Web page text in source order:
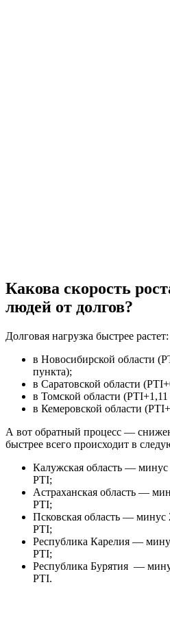
Какова скорость
людей от долгов?
Долговая нагрузка быстрее растет:
в Новосибирской области
пункта);
в Саратовской области
в Томской области
в Кемеровской области
А вот обратный процесс —
быстрее всего происходит в
Калужская область —
PTI;
Астраханская область —
PTI;
Псковская область — минус
PTI;
Республика Карелия —
PTI;
Республика Бурятия —
PTI.